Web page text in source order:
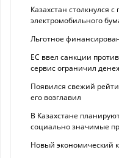
Казахстан столкнулся
электромобильного
Льготное
ЕС ввел санкции
сервис ограничил
Появился свежий
его возглавил
В Казахстане
социально значимые
Новый экономический